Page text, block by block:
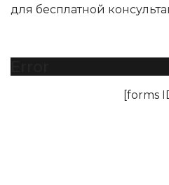
для бесплатной
[forms